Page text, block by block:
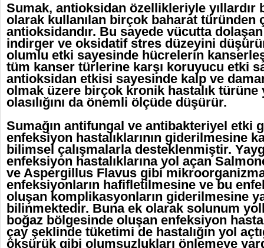
Sumak, antioksidan özellikleriyle yıllardır
olarak kullanılan birçok baharat türünden
antioksidandır. Bu sayede vücutta
indirger ve oksidatif stres düzeyini
olumlu etki sayesinde hücrelerin
tüm kanser türlerine karşı koruyucu etki
antioksidan etkisi sayesinde kalp ve
olmak üzere birçok kronik hastalık türüne
olasılığını da önemli ölçüde düşürür.
Sumağın antifungal ve antibakteriyel etki
enfeksiyon hastalıklarının giderilmesine
bilimsel çalışmalarla desteklenmiştir.
enfeksiyon hastalıklarına yol açan
ve Aspergillus Flavus gibi
enfeksiyonların hafifletilmesine ve bu
oluşan komplikasyonların giderilmesine
bilinmektedir. Buna ek olarak solunum
boğaz bölgesinde oluşan enfeksiyon
çay şeklinde tüketimi de hastalığın yol
öksürük gibi olumsuzlukları önlemeye